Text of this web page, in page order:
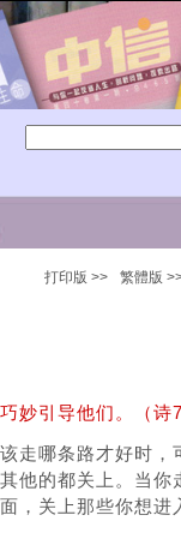
打印版 >> 繁體版
引导他们。（诗
走哪条路才好时，
他的都关上。当你
，关上那些你想进